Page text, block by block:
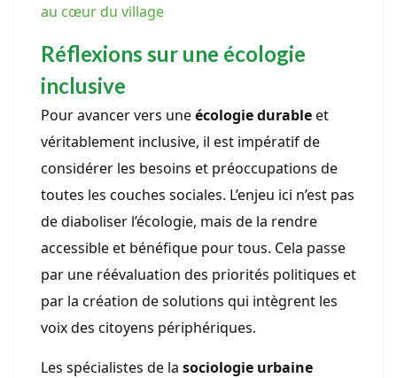
au cœur du village
Réflexions sur une écologie
inclusive
Pour avancer vers uneécologie durableet
véritablement inclusive, il est impératif de
considérer les besoins et préoccupations de
toutes les couches sociales. L’enjeu ici n’est pas
de diaboliser l’écologie, mais de la rendre
accessible et bénéfique pour tous. Cela passe
par une réévaluation des priorités politiques et
par la création de solutions qui intègrent les
voix des citoyens périphériques.
Les spécialistes de la sociologie urbaine